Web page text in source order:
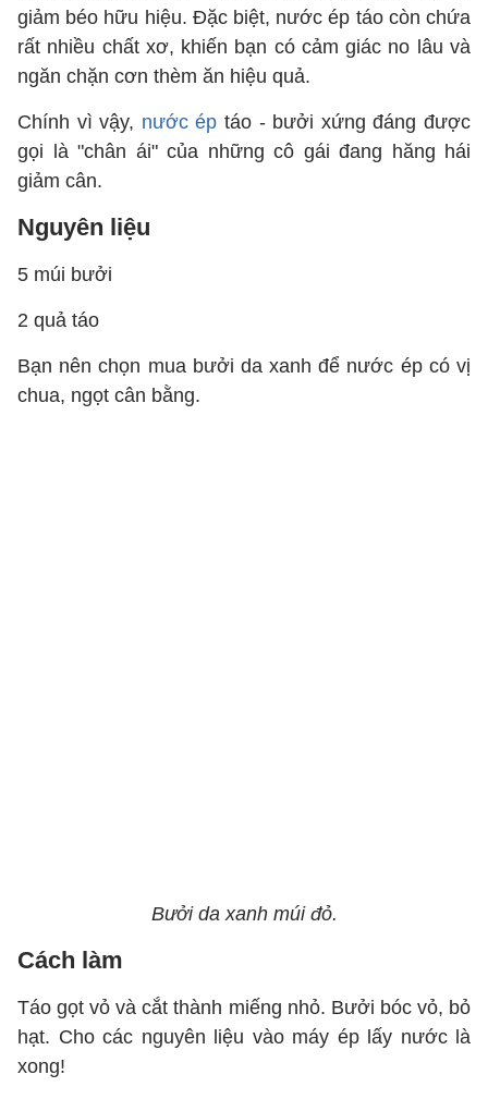
giảm béo hữu hiệu. Đặc biệt, nước ép táo còn chứa
rất nhiều chất xơ, khiến bạn có cảm giác no lâu và
ngăn chặn cơn thèm ăn hiệu quả.
Chính vì vậy, nước ép táo - bưởi xứng đáng được
gọi là "chân ái" của những cô gái đang hăng hái
giảm cân.
Nguyên liệu
5 múi bưởi
2 quả táo
Bạn nên chọn mua bưởi da xanh để nước ép có vị
chua, ngọt cân bằng.
Bưởi da xanh múi đỏ.
Cách làm
Táo gọt vỏ và cắt thành miếng nhỏ. Bưởi bóc vỏ, bỏ
hạt. Cho các nguyên liệu vào máy ép lấy nước là
xong!